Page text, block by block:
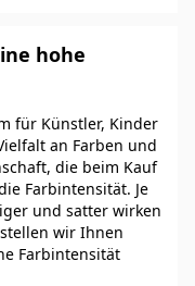
hohe
für Künstler, Kinder
an Farben und
die beim Kauf
Farbintensität. Je
und satter wirken
wir Ihnen
Farbintensität